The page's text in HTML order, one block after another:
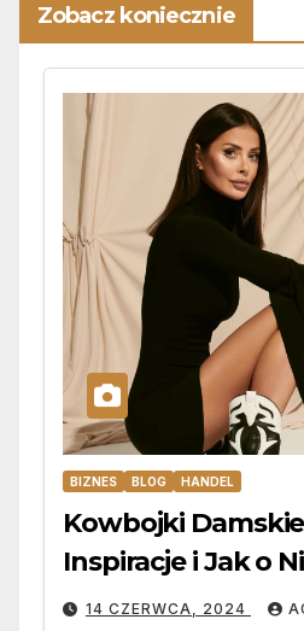
Zobacz koniecznie
BIZNES BLOG HANDEL
Kowbojki
Inspiracje i Jak o
14 CZERWCA, 2024